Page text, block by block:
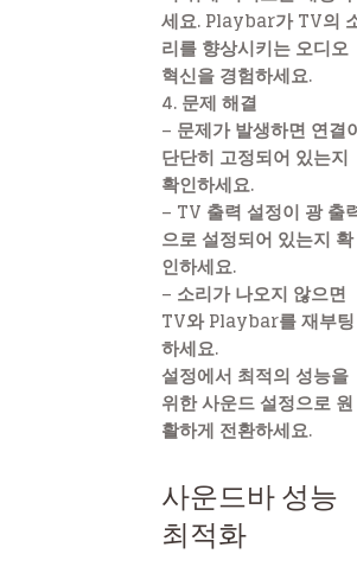
세요. Playbar가 TV의
리를 향상시키는 오디오
혁신을 경험하세요.
4. 문제 해결
– 문제가 발생하면 연결
단단히 고정되어 있는지
확인하세요.
– TV 출력 설정이 광 출
으로 설정되어 있는지 확
인하세요.
– 소리가 나오지 않으면
TV와 Playbar를 재부팅
하세요.
설정에서 최적의 성능을
위한 사운드 설정으로 원
활하게 전환하세요.
사운드바 성능
최적화